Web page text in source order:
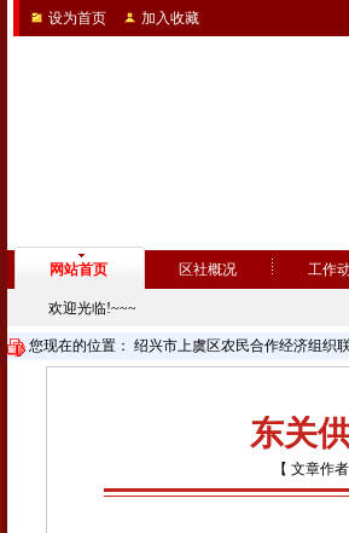
设为首页 加入收藏
网站首页 区社概况 工作
欢迎光临!~~~
您现在的位置： 绍兴市上虞区农民合作经济组织
东关
【 文章作